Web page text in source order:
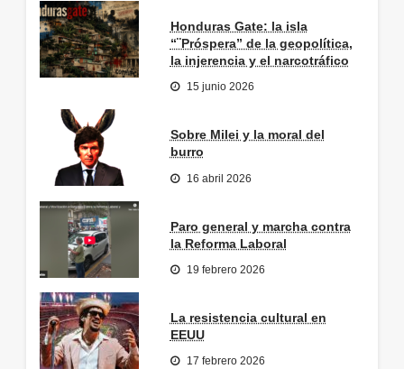
Honduras Gate: la isla
“¨Próspera” de la geopolítica,
la injerencia y el narcotráfico
15 junio 2026
Sobre Milei y la moral del
burro
16 abril 2026
Paro general y marcha contra
la Reforma Laboral
19 febrero 2026
La resistencia cultural en
EEUU
17 febrero 2026